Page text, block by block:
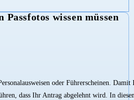
wissen müssen
oder Führerscheinen.
dass Ihr Antrag abgelehnt wird. In